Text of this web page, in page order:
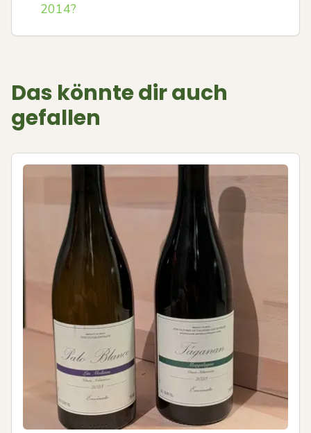
2014?
Das könnte dir auch
gefallen